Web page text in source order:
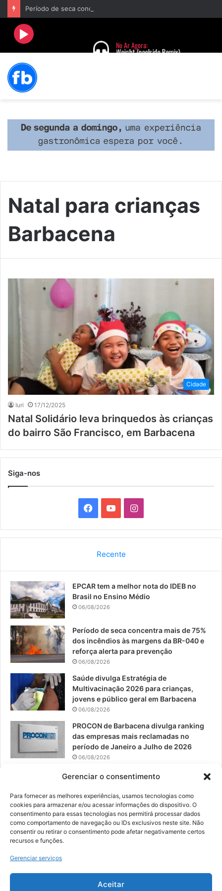
Gerenciar o consentimento
Para fornecer as melhores experiências, usamos tecnologias como
cookies para armazenar e/ou acessar informações do dispositivo. O
consentimento para essas tecnologias nos permitirá processar dados
como comportamento de navegação ou IDs exclusivos neste site. Não
consentir ou retirar o consentimento pode afetar negativamente certos
recursos e funções.
Gerenciar serviços
Aceitar
Natal para crianças
Barbacena
Cidade
Iuri 17/12/2025
Natal Solidário leva brinquedos às crianças
do bairro São Francisco, em Barbacena
Siga-nos
a
b
o
o
k
o
u
e
I
n
a
r
a
Recente
EPCAR tem a melhor nota do IDEB no
Brasil no Ensino Médio
06/08/2026
Período de seca concentra mais de 75%
dos incêndios às margens da BR-040 e
reforça alerta para prevenção
06/08/2026
Saúde divulga Estratégia de
Multivacinação 2026 para crianças,
jovens e público geral em Barbacena
06/08/2026
PROCON de Barbacena divulga ranking
das empresas mais reclamadas no
período de Janeiro a Julho de 2026
06/08/2026
Prefeitura convoca organizações de
Resíduos Sólidos
05/08/2026
© 2026, Todos os direitos reservados | Desenvolvido por:
Digital Business| Hospedado por:NP Publicidade